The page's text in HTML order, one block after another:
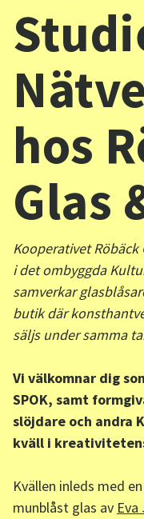
hos
Glas
Kooperativet Röbäck
i det ombyggda
samverkar
butik där
säljs under samma
Vi välkomnar dig
SPOK, samt
slöjdare och andra
kväll i
Kvällen inleds med
munblåst glas av Eva